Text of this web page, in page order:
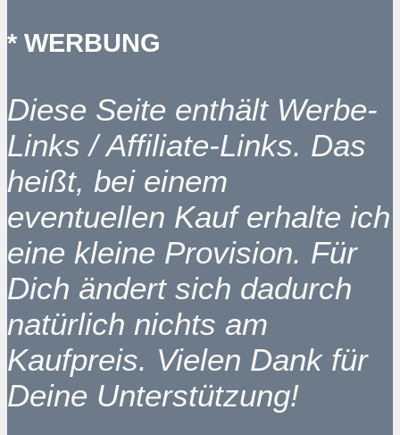
* WERBUNG
Diese Seite enthält Werbe-
Links / Affiliate-Links. Das
heißt, bei einem
eventuellen Kauf erhalte ich
eine kleine Provision. Für
Dich ändert sich dadurch
natürlich nichts am
Kaufpreis. Vielen Dank für
Deine Unterstützung!